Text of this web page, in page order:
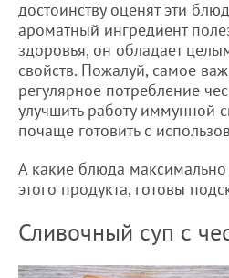
достоинству оценят эти
ароматный ингредиент
здоровья, он обладает
свойств. Пожалуй, самое
регулярное потребление
улучшить работу иммунной
почаще готовить с
А какие блюда
этого продукта, готовы
Сливочный суп с